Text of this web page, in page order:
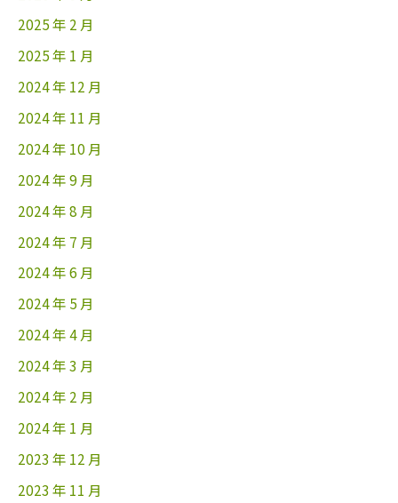
2025 年 2 月
2025 年 1 月
2024 年 12 月
2024 年 11 月
2024 年 10 月
2024 年 9 月
2024 年 8 月
2024 年 7 月
2024 年 6 月
2024 年 5 月
2024 年 4 月
2024 年 3 月
2024 年 2 月
2024 年 1 月
2023 年 12 月
2023 年 11 月